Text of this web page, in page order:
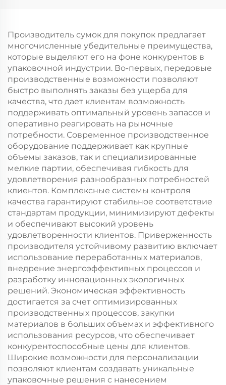
рождественской еды
в гофрокarton
рождественской еды
в пластиковую
упаковку
Производитель сумок для покупок предлагает
многочисленные убедительные преимущества,
которые выделяют его на фоне конкурентов в
упаковочной индустрии. Во-первых, передовые
производственные возможности позволяют
быстро выполнять заказы без ущерба для
качества, что дает клиентам возможность
поддерживать оптимальный уровень запасов и
оперативно реагировать на рыночные
потребности. Современное производственное
оборудование поддерживает как крупные
объемы заказов, так и специализированные
мелкие партии, обеспечивая гибкость для
удовлетворения разнообразных потребностей
клиентов. Комплексные системы контроля
качества гарантируют стабильное соответствие
стандартам продукции, минимизируют дефекты
и обеспечивают высокий уровень
удовлетворенности клиентов. Приверженность
производителя устойчивому развитию включает
использование переработанных материалов,
внедрение энергоэффективных процессов и
разработку инновационных экологичных
решений. Экономическая эффективность
достигается за счет оптимизированных
производственных процессов, закупки
материалов в больших объемах и эффективного
использования ресурсов, что обеспечивает
конкурентоспособные цены для клиентов.
Широкие возможности для персонализации
позволяют клиентам создавать уникальные
упаковочные решения с нанесением